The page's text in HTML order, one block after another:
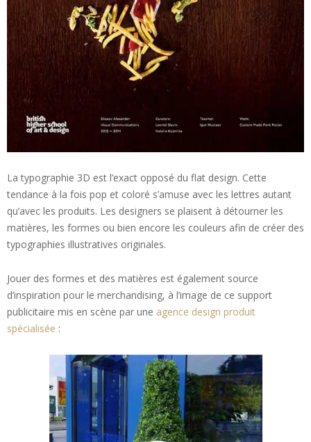
La typographie 3D est l’exact opposé du flat design. Cette
tendance à la fois pop et coloré s’amuse avec les lettres autant
qu’avec les produits. Les designers se plaisent à détourner les
matières, les formes ou bien encore les couleurs afin de créer des
typographies illustratives originales.
Jouer des formes et des matières est également source
d’inspiration pour le merchandising, à l’image de ce support
publicitaire mis en scène par une agence design produit
spécialisée :